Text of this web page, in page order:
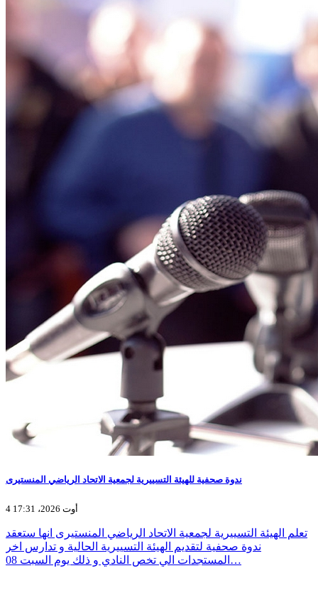
ندوة صحفية للهيئة التسييرية لجمعية الاتحاد الرياضي المنستيرى
4 أوت 2026، 17:31
تعلم الهيئة التسييرية لجمعية الاتحاد الرياضي المنستيرى انها ستعقد
ندوة صحفية لتقديم الهيئة التسييرية الحالية و تدارس اخر
المستجدات الي تخص النادي و ذلك يوم السبت 08…